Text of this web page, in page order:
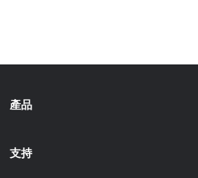
論雙手多麼穩定，傳統雕刻始終
擺翅膀的 3D 列印蝙蝠興奮不已
作、安全，而且出乎意料地堅固
色，再把活動稱為「STEM 學習
產品
支持